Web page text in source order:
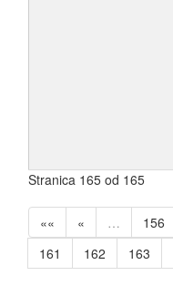
Stranica 165 od 165
«« « … 156
161
162 163